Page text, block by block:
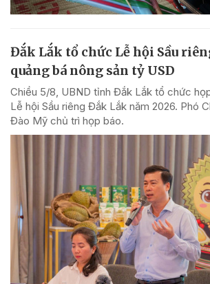
Đắk Lắk tổ chức Lễ hội Sầu
quảng bá nông sản tỷ USD
Chiều 5/8, UBND tỉnh Đắk Lắk tổ chức
Lễ hội Sầu riêng Đắk Lắk năm 2026. Phó
Đào Mỹ chủ trì họp báo.